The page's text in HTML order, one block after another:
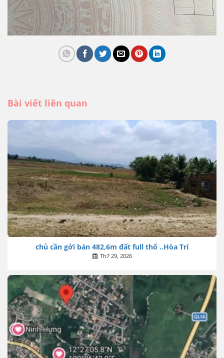
Bài viết liên quan
chủ cần gởi bán 482,6m đất full thổ ..Hòa Trí
Th7 29, 2026